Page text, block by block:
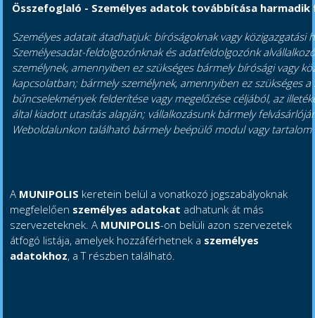
Összefoglaló - Személyes adatok továbbítása harmadik
Személyes adatait átadhatjuk: bíróságoknak vagy közigazgatási
Személyesadat-feldolgozónknak és adatfeldolgozónk
személynek, amennyiben ez szükséges bármely bírósági vagy
kapcsolatban; bármely személynek, amennyiben ez szükséges a
bűncselekmények felderítése vagy megelőzése céljából, az
által kiadott utasítás alapján; vállalkozásunk bármely
Weboldalunkon található bármely beépülő modul vagy
A MUNIPOLIS keretein belül a vonatkozó jogszabályoknak
megfelelően személyes adatokat adhatunk át más
szervezeteknek. A MUNIPOLIS-on belüli azon szervezetek
átfogó listája, amelyek hozzáférhetnek a személyes
adatokhoz, a T részben található.